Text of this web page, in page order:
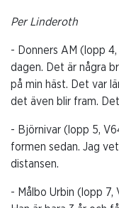
Per Linderoth
- Donners AM (lopp
dagen. Det är några
på min häst. Det var
det även blir fram.
- Björnivar (lopp 5,
formen sedan. Jag
distansen.
- Målbo Urbin (lopp